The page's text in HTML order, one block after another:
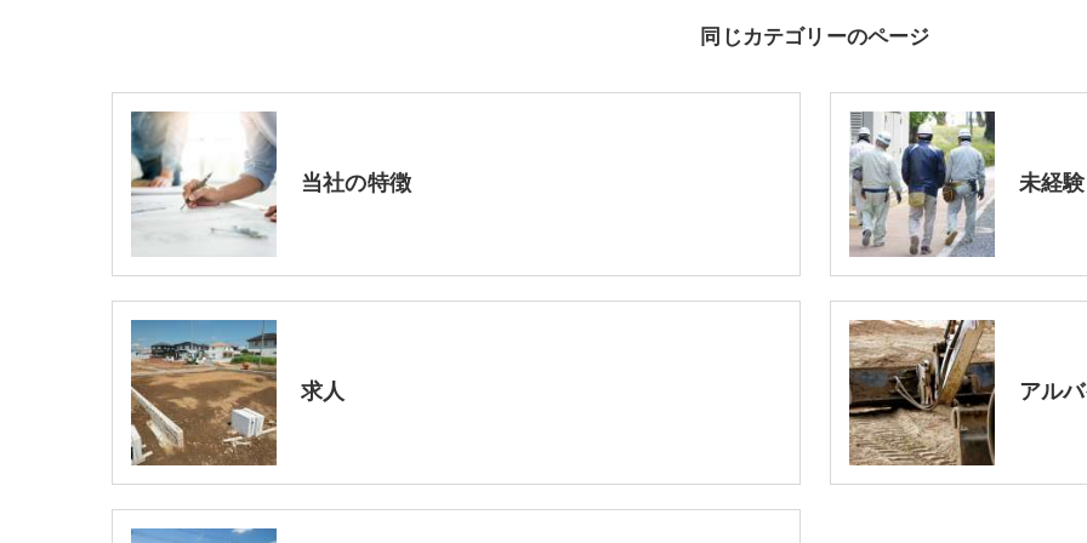
同じカテゴリーのページ
当社の特徴 未経験
求人 アル